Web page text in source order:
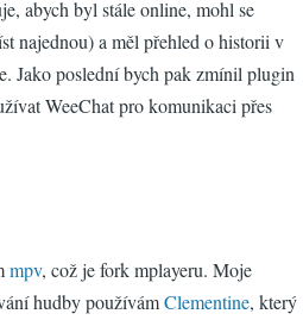
abych byl stále online, mohl se
najednou) a měl přehled o historii v
Jako poslední bych pak zmínil plugin
WeeChat pro komunikaci přes
mpv, což je fork mplayeru. Moje
hudby používámClementine, který